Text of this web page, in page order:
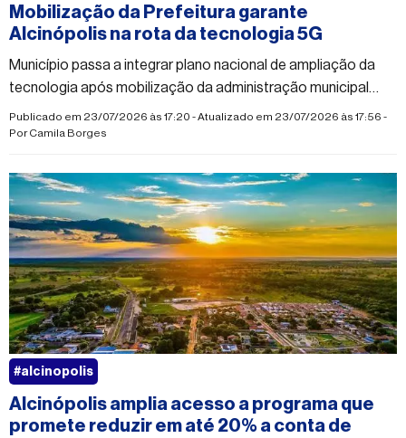
Mobilização da Prefeitura garante
Alcinópolis na rota da tecnologia 5G
Município passa a integrar plano nacional de ampliação da
tecnologia após mobilização da administração municipal
para denunciar falhas na telefonia móvel
Publicado em 23/07/2026 às 17:20 - Atualizado em 23/07/2026 às 17:56 -
PorCamila Borges
Alcinópolis amplia acesso a programa que
promete reduzir em até 20% a conta de
#alcinopolis